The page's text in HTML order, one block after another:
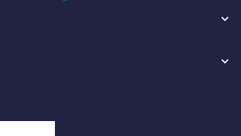
Wir sind gerne für Sie da